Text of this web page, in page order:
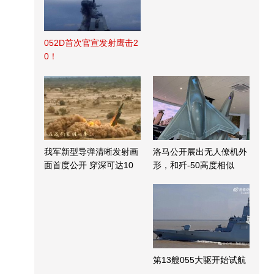
052D首次官宣发射鹰击2
0！
我军新型导弹清晰发射画
面首度公开 穿深可达10
洛马公开展出无人僚机外
形，和歼-50高度相似
第13艘055大驱开始试航